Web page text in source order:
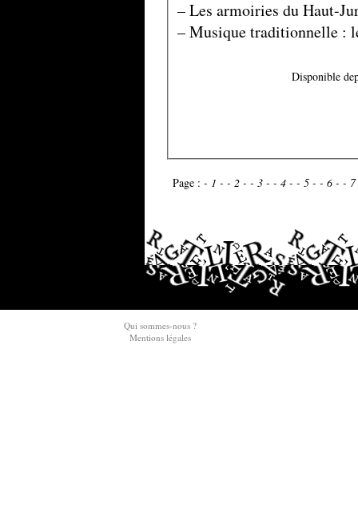
– Les armoiries du Haut-
– Musique traditionnelle :
Disponible
Page : - 1 - - 2 - - 3 - - 4 - - 5 - - 6 - -
Qui sommes-nous ?
Mentions légales